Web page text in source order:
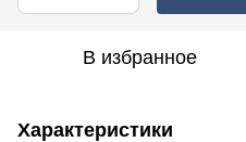
В избранное
Характеристики